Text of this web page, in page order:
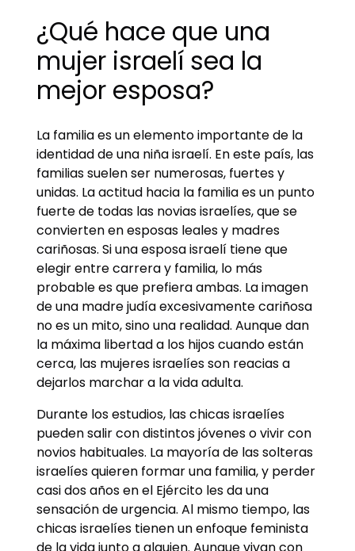
¿Qué hace que una
mujer israelí sea la
mejor esposa?
La familia es un elemento importante de la
identidad de una niña israelí. En este país, las
familias suelen ser numerosas, fuertes y
unidas. La actitud hacia la familia es un punto
fuerte de todas las novias israelíes, que se
convierten en esposas leales y madres
cariñosas. Si una esposa israelí tiene que
elegir entre carrera y familia, lo más
probable es que prefiera ambas. La imagen
de una madre judía excesivamente cariñosa
no es un mito, sino una realidad. Aunque dan
la máxima libertad a los hijos cuando están
cerca, las mujeres israelíes son reacias a
dejarlos marchar a la vida adulta.
Durante los estudios, las chicas israelíes
pueden salir con distintos jóvenes o vivir con
novios habituales. La mayoría de las solteras
israelíes quieren formar una familia, y perder
casi dos años en el Ejército les da una
sensación de urgencia. Al mismo tiempo, las
chicas israelíes tienen un enfoque feminista